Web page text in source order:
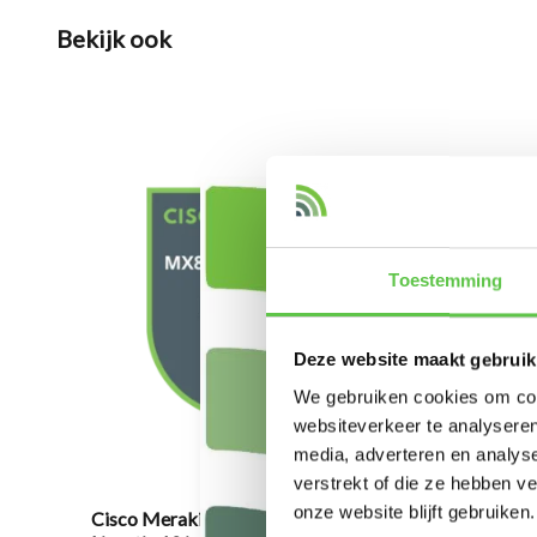
Toestemming
Deze website maakt
We gebruiken cookies om
websiteverkeer te
media, adverteren en
verstrekt of die ze hebben
onze website blijft gebruiken.
Bekijk ook
Cisco Meraki MX85 Enterprise
Cisco